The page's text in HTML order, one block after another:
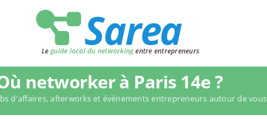
Le guide local du networkingentre entrepreneurs
networker à Paris 14e ?
d'affaires, afterworks et événements entrepreneurs autour de vous